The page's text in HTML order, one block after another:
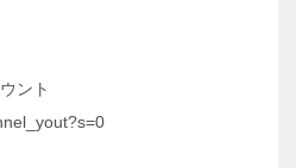
ント